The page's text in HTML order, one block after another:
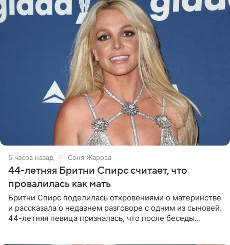
5 часов назад Соня Жарова
44-летняя Бритни Спирс считает, что
провалилась как мать
Бритни Спирс поделилась откровениями о материнстве
и рассказала о недавнем разговоре с одним из сыновей.
44-летняя певица призналась, что после беседы